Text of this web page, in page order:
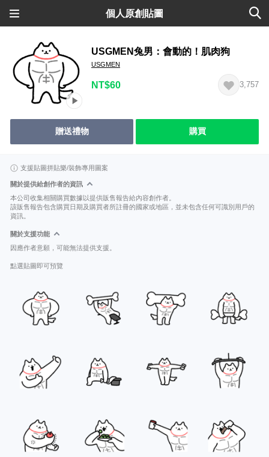
個人原創貼圖
USGMEN兔男：會動的！肌肉狗
USGMEN
NT$60 3,757
贈送禮物 購買
支援貼圖拼貼樂/裝飾專用圖案
關於提供給創作者的資訊
本公司收集相關購買數據以提供販售報告給內容創作者。
該販售報告包含購買日期及購買者所註冊的國家或地區，並未包含任何可識別用戶的
資訊。
關於支援功能
因應作者意願，可能無法提供支援。
點選貼圖即可預覽